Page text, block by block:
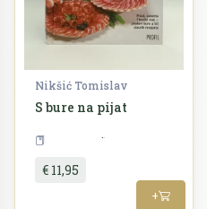
Nikšić Tomislav
S bure na pijat
€ 11,95
+